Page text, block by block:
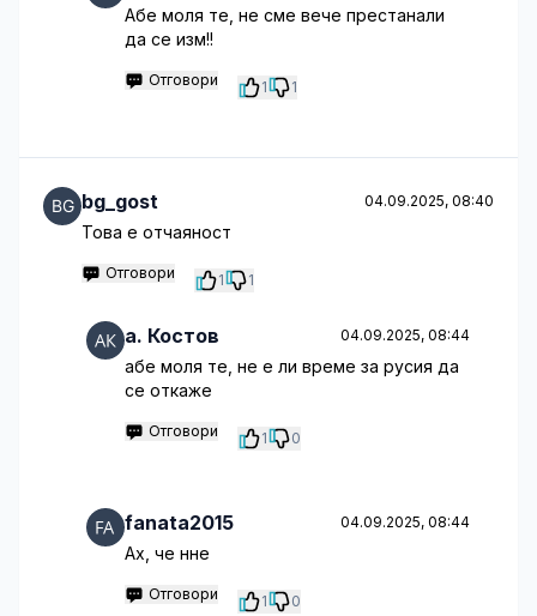
Абе моля те, не сме вече престанали
да се изм!!
Отговори 1 1
bg_gost 04.09.2025, 08:40
Това е отчаяност
Отговори 1 1
a. Костов 04.09.2025, 08:44
aбе моля те, не е ли време за русия да
се откаже
Отговори 1 0
fanata2015 04.09.2025, 08:44
Ах, че нне
Отговори 1 0